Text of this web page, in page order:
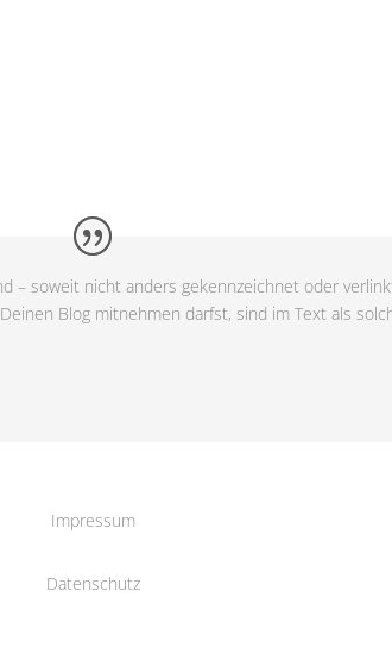
soweit nicht anders gekennzeichnet oder
Blog mitnehmen darfst, sind im Text als
Impressum
Datenschutz